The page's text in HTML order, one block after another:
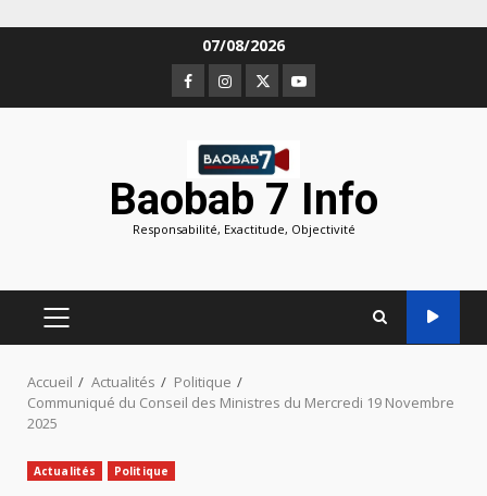
07/08/2026
Facebook
Instagram
TwitterYoutube
Baobab 7 Info
Responsabilité, Exactitude, Objectivité
MENU
PRINCIPAL
Accueil Actualités
Politique
Communiqué du Conseil des Ministres du Mercredi 19 Novembre
2025
Actualités Politique